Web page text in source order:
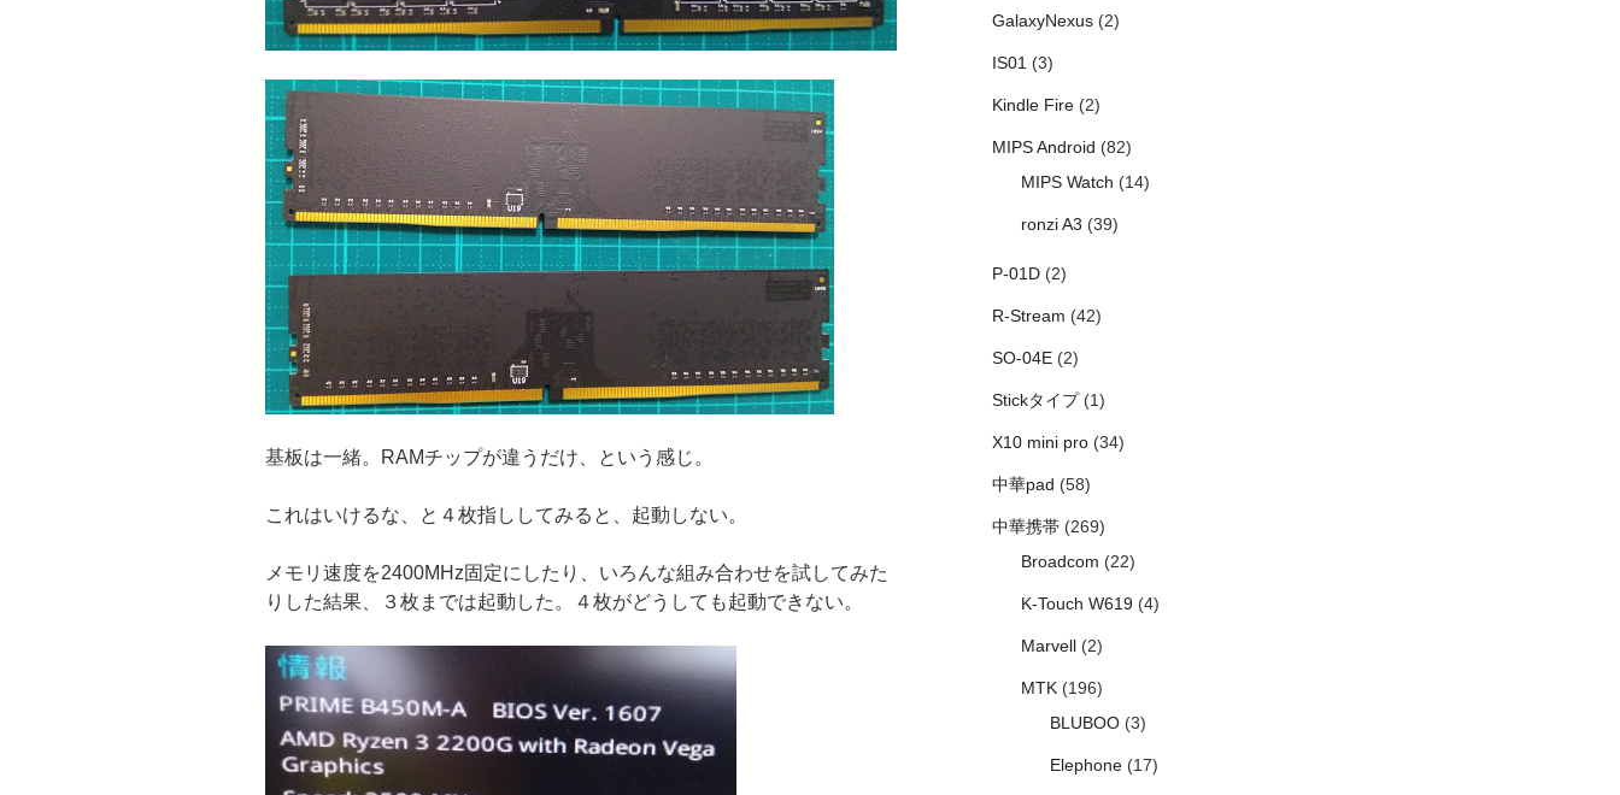
基板は一緒。RAMチップが違うだけ、という感じ。
これはいけるな、と４枚指ししてみると、起動しない。
メモリ速度を2400MHz固定にしたり、いろんな組み合わせを試してみた
りした結果、３枚までは起動した。４枚がどうしても起動できない。
GalaxyNexus(2)
IS01 (3)
Kindle Fire(2)
MIPS Android (82)
MIPS Watch (14)
ronzi A3 (39)
P-01D(2)
R-Stream (42)
SO-04E(2)
Stickタイプ(1)
X10 mini pro(34)
中華pad (58)
中華携帯(269)
Broadcom (22)
K-Touch W619(4)
Marvell(2)
MTK(196)
BLUBOO(3)
Elephone(17)